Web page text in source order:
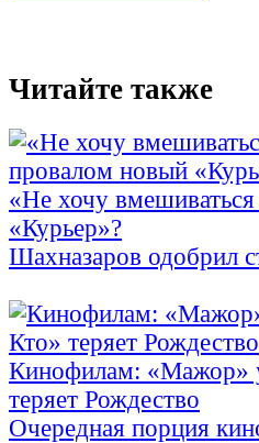
Читайте также
«Не хочу
«Курьер»?
Шахназаров одобрил
Кинофилам: «Мажор»
теряет Рождество
Очередная порция